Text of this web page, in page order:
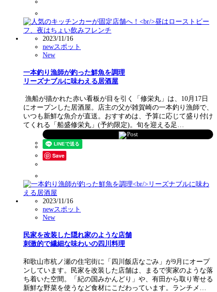
2023/11/16
newスポット
New
一本釣り漁師が釣った鮮魚を調理
リーズナブルに味わえる居酒屋
漁船が描かれた赤い看板が目を引く「修栄丸」は、10月17日
にオープンした居酒屋。店主の父が雑賀崎の一本釣り漁師で、
いつも新鮮な魚介が直送。おすすめは、予算に応じて盛り付け
てくれる「船盛修栄丸」(予約限定)。旬を迎える足…
Post
Save
2023/11/16
newスポット
New
民家を改装した隠れ家のような店舗
刺激的で繊細な味わいの四川料理
和歌山市杭ノ瀬の住宅街に「四川飯店なごみ」が9月にオープ
ンしています。民家を改装した店舗は、まるで実家のような落
ち着いた空間。「紀の国みかんどり」や、有田から取り寄せる
新鮮な野菜を使うなど食材にこだわっています。ランチメ…